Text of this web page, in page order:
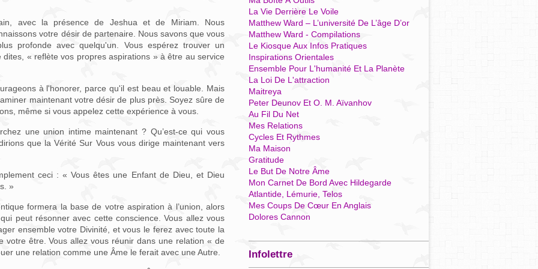
avec la présence de Jeshua et de Miriam. Nous
votre désir de partenaire. Nous savons que vous
profonde avec quelqu'un. Vous espérez trouver un
« reflète vos propres aspirations » à être au service
à l'honorer, parce qu'il est beau et louable. Mais
maintenant votre désir de plus près. Soyez sûre de
même si vous appelez cette expérience à vous.
une union intime maintenant ? Qu’est-ce qui vous
que la Vérité Sur Vous vous dirige maintenant vers
ceci : « Vous êtes une Enfant de Dieu, et Dieu
»
formera la base de votre aspiration à l’union, alors
peut résonner avec cette conscience. Vous allez vous
ensemble votre Divinité, et vous le ferez avec toute la
votre être. Vous allez vous réunir dans une relation « de
une relation comme une Âme le ferait avec une Autre.
La Vie Derrière Le Voile
Matthew Ward – L’université De L’âge D’or
Matthew Ward - Compilations
Le Kiosque Aux Infos Pratiques
Inspirations Orientales
Ensemble Pour L'humanité Et La Planète
La Loi De L'attraction
Maitreya
Peter Deunov Et O. M. Aïvanhov
Au Fil Du Net
Mes Relations
Cycles Et Rythmes
Ma Maison
Gratitude
Le But De Notre Âme
Mon Carnet De Bord Avec Hildegarde
Atlantide, Lémurie, Telos
Mes Coups De Cœur En Anglais
Dolores Cannon
Infolettre